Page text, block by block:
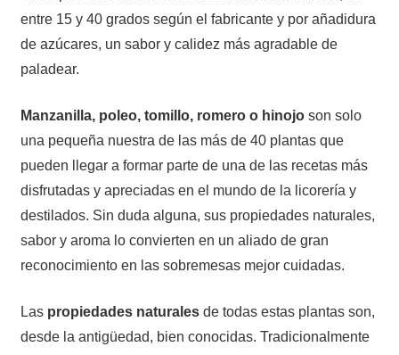
entre 15 y 40 grados según el fabricante y por añadidura
de azúcares, un sabor y calidez más agradable de
paladear.
Manzanilla, poleo, tomillo, romero o hinojoson solo
una pequeña nuestra de las más de 40 plantas que
pueden llegar a formar parte de una de las recetas más
disfrutadas y apreciadas en el mundo de la licorería y
destilados. Sin duda alguna, sus propiedades naturales,
sabor y aroma lo convierten en un aliado de gran
reconocimiento en las sobremesas mejor cuidadas.
Las propiedades naturalesde todas estas plantas son,
desde la antigüedad, bien conocidas. Tradicionalmente